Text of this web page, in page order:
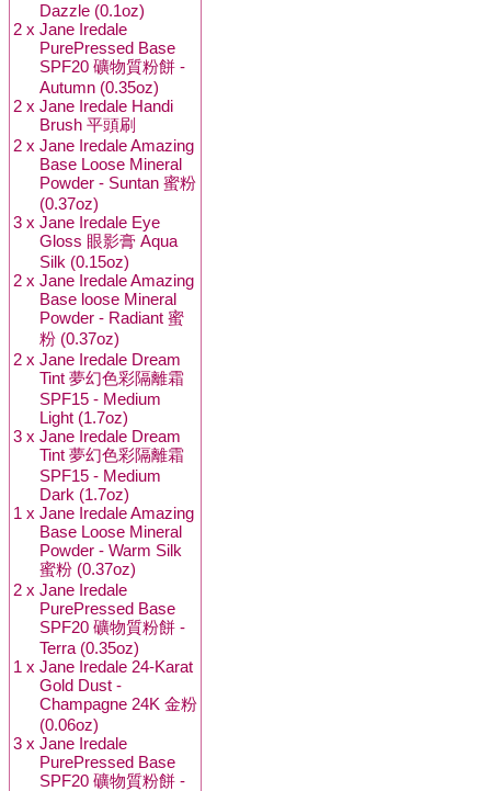
Dazzle (0.1oz)
2 x Jane Iredale
PurePressed Base
SPF20 礦物質粉餅 -
Autumn (0.35oz)
2 x Jane Iredale Handi
Brush 平頭刷
2 x Jane Iredale Amazing
Base Loose Mineral
Powder - Suntan 蜜粉
(0.37oz)
3 x Jane Iredale Eye
Gloss 眼影膏 Aqua
Silk (0.15oz)
2 x Jane Iredale Amazing
Base loose Mineral
Powder - Radiant 蜜
粉 (0.37oz)
2 x Jane Iredale Dream
Tint 夢幻色彩隔離霜
SPF15 - Medium
Light (1.7oz)
3 x Jane Iredale Dream
Tint 夢幻色彩隔離霜
SPF15 - Medium
Dark (1.7oz)
1 x Jane Iredale Amazing
Base Loose Mineral
Powder - Warm Silk
蜜粉 (0.37oz)
2 x Jane Iredale
PurePressed Base
SPF20 礦物質粉餅 -
Terra (0.35oz)
1 x Jane Iredale 24-Karat
Gold Dust -
Champagne 24K 金粉
(0.06oz)
3 x Jane Iredale
PurePressed Base
SPF20 礦物質粉餅 -